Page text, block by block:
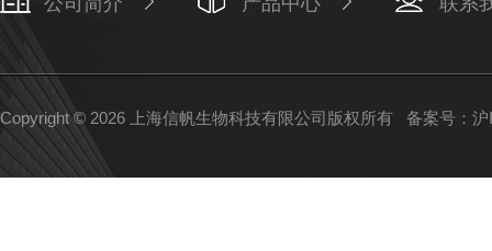
Copyright © 2026 上海信帆生物科技有限公司版权所有 备案号：